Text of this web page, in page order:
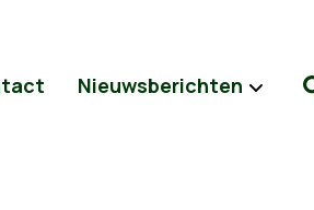
Nieuwsberichten